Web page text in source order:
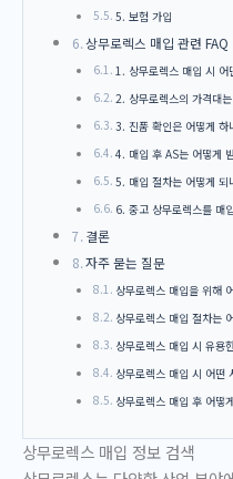
5. 보험 가입
상무로렉스 매입 관련 FAQ
1. 상무로렉스 매입 시 어
2. 상무로렉스의 가격대
3. 진품 확인은 어떻게 하
4. 매입 후 AS는 어떻게
5. 매입 절차는 어떻게 되
6. 중고 상무로렉스를 매
결론
자주 묻는 질문
상무로렉스 매입을 위해
상무로렉스 매입 절차는
상무로렉스 매입 시 유용
상무로렉스 매입 시 어떤
상무로렉스 매입 후 어떻
상무로렉스 매입 정보 검색